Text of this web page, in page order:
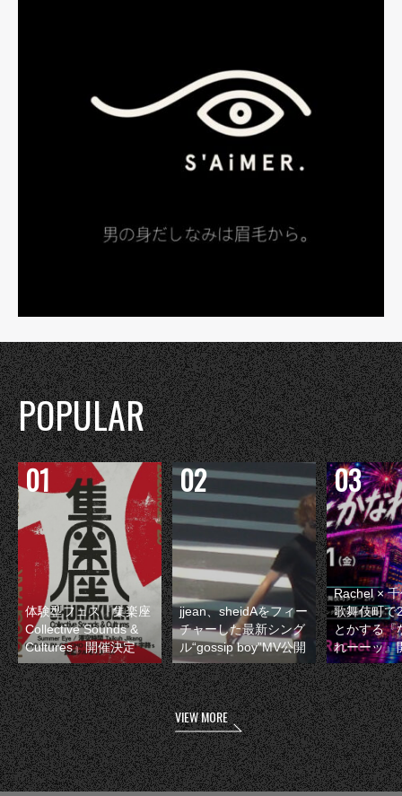
POPULAR
体験型フェス『集楽座
Collective Sounds &
Cultures』開催決定
jjean、sheidAをフィー
チャーした最新シング
ル“gossip boy”MV公開
Rachel ×
歌舞伎町で
とかする『
れーーッ』
VIEW MORE